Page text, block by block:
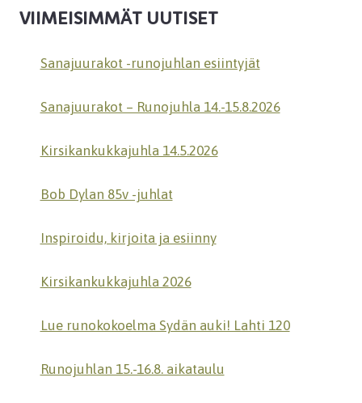
VIIMEISIMMÄT UUTISET
Sanajuurakot -runojuhlan esiintyjät
Sanajuurakot – Runojuhla 14.-15.8.2026
Kirsikankukkajuhla 14.5.2026
Bob Dylan 85v -juhlat
Inspiroidu, kirjoita ja esiinny
Kirsikankukkajuhla 2026
Lue runokokoelma Sydän auki! Lahti 120
Runojuhlan 15.-16.8. aikataulu